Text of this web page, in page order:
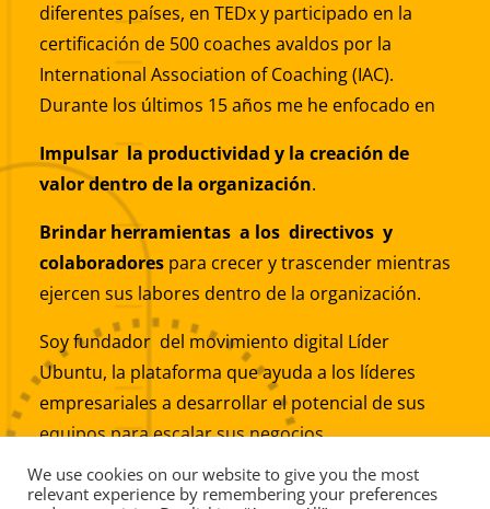
diferentes países, en TEDx y participado en la
certificación de 500 coaches avaldos por la
International Association of Coaching (IAC).
Durante los últimos 15 años me he enfocado en
Impulsar la productividad y la creación de
valor dentro de la organización.
Brindar herramientas a los directivos y
colaboradorespara crecer y trascender mientras
ejercen sus labores dentro de la organización.
Soy fundador del movimiento digital Líder
Ubuntu, la plataforma que ayuda a los líderes
empresariales a desarrollar el potencial de sus
equipos para escalar sus negocios
We use cookies on our website to give you the most
relevant experience by remembering your preferences